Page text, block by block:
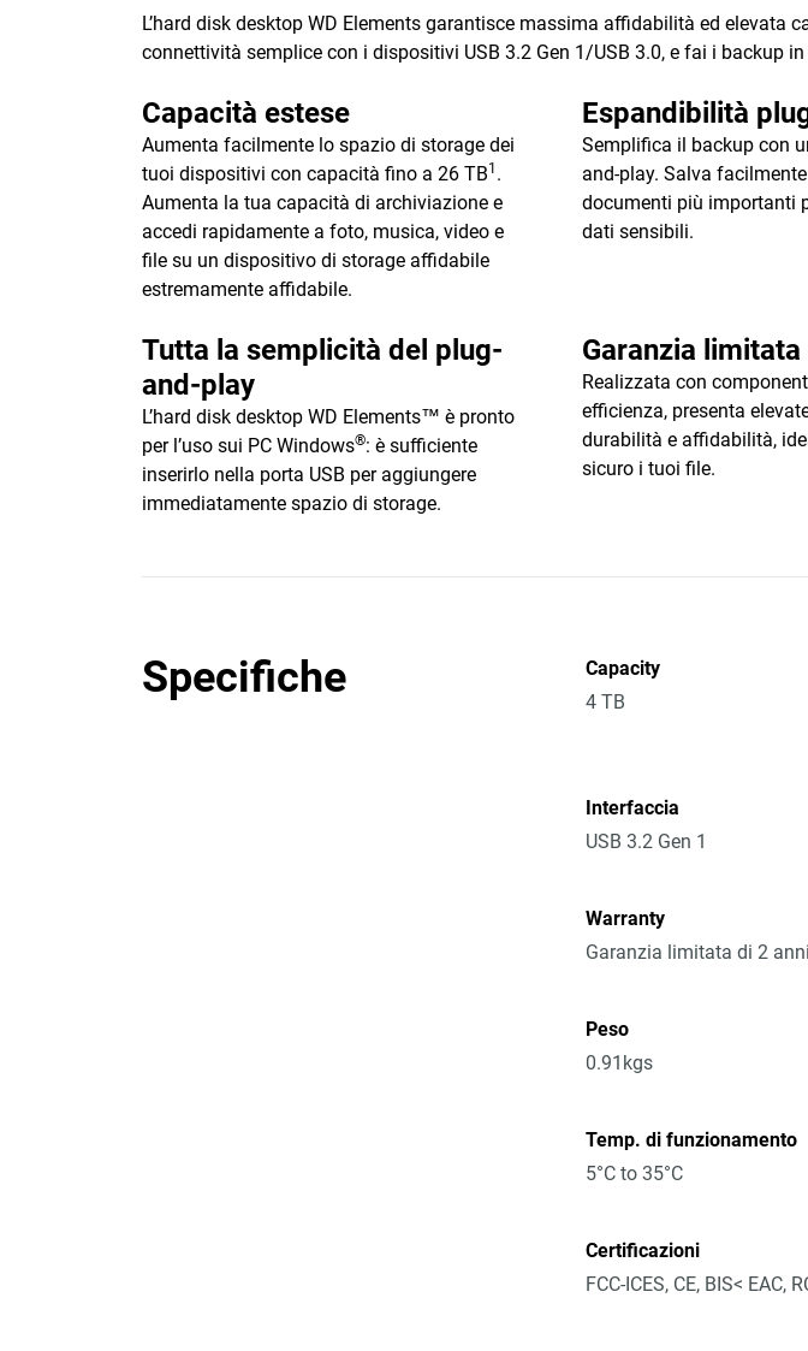
L’hard disk desktop WD Elements garantisce massima affidabilità ed
connettività semplice con i dispositivi USB 3.2 Gen 1/USB 3.0, e fai i backup
Capacità estese
Aumenta facilmente lo spazio di storage dei
tuoi dispositivi con capacità fino a 26 TB1 .
Aumenta la tua capacità di archiviazione e
accedi rapidamente a foto, musica, video e
file su un dispositivo di storage affidabile
estremamente affidabile.
Espandibilità
Semplifica il backup con
and-play. Salva
documenti più importanti
dati sensibili.
Tutta la semplicità del plug-
and-play
L’hard disk desktop WD Elements™ è pronto
per l’uso sui PC Windows®: è sufficiente
inserirlo nella porta USB per aggiungere
immediatamente spazio di storage.
Garanzia limitata
Realizzata con
efficienza, presenta
durabilità e affidabilità,
sicuro i tuoi file.
Specifiche
Capacity
4 TB
Interfaccia
USB 3.2 Gen 1
Warranty
Garanzia limitata di 2 anni
Peso
0.91kgs
Temp. di funzionamento
5°C to 35°C
Certificazioni
FCC-ICES, CE, BIS< EAC,